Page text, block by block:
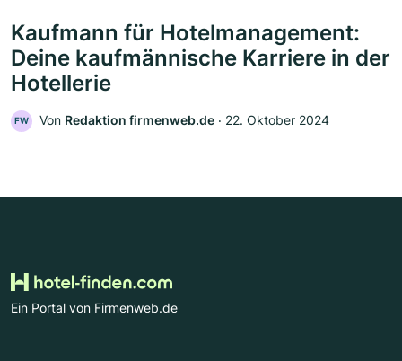
Kaufmann für Hotelmanagement:
Deine kaufmännische Karriere in der
Hotellerie
FW Von Redaktion firmenweb.de ‧ 22. Oktober 2024
Ein Portal von Firmenweb.de